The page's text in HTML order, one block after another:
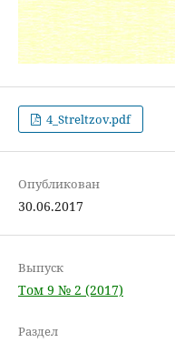
4_Streltzov.pdf
Опубликован
30.06.2017
Выпуск
Том 9 № 2 (2017)
Раздел